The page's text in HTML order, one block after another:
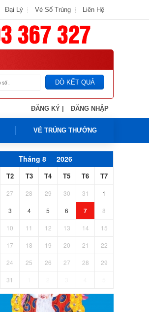
Đại Lý Vé Số Trúng Liên Hệ
DÒ KẾT QUẢ
ĐĂNG KÝ | ĐĂNG NHẬP
VÉ TRÚNG THƯỞNG
Tháng 8 2026
T2 T3 T4 T5 T6 T7
27 28 29 30 31 1
3 4 5 6 7 8
10 11 12 13 14 15
17 18 19 20 21 22
24 25 26 27 28 29
31